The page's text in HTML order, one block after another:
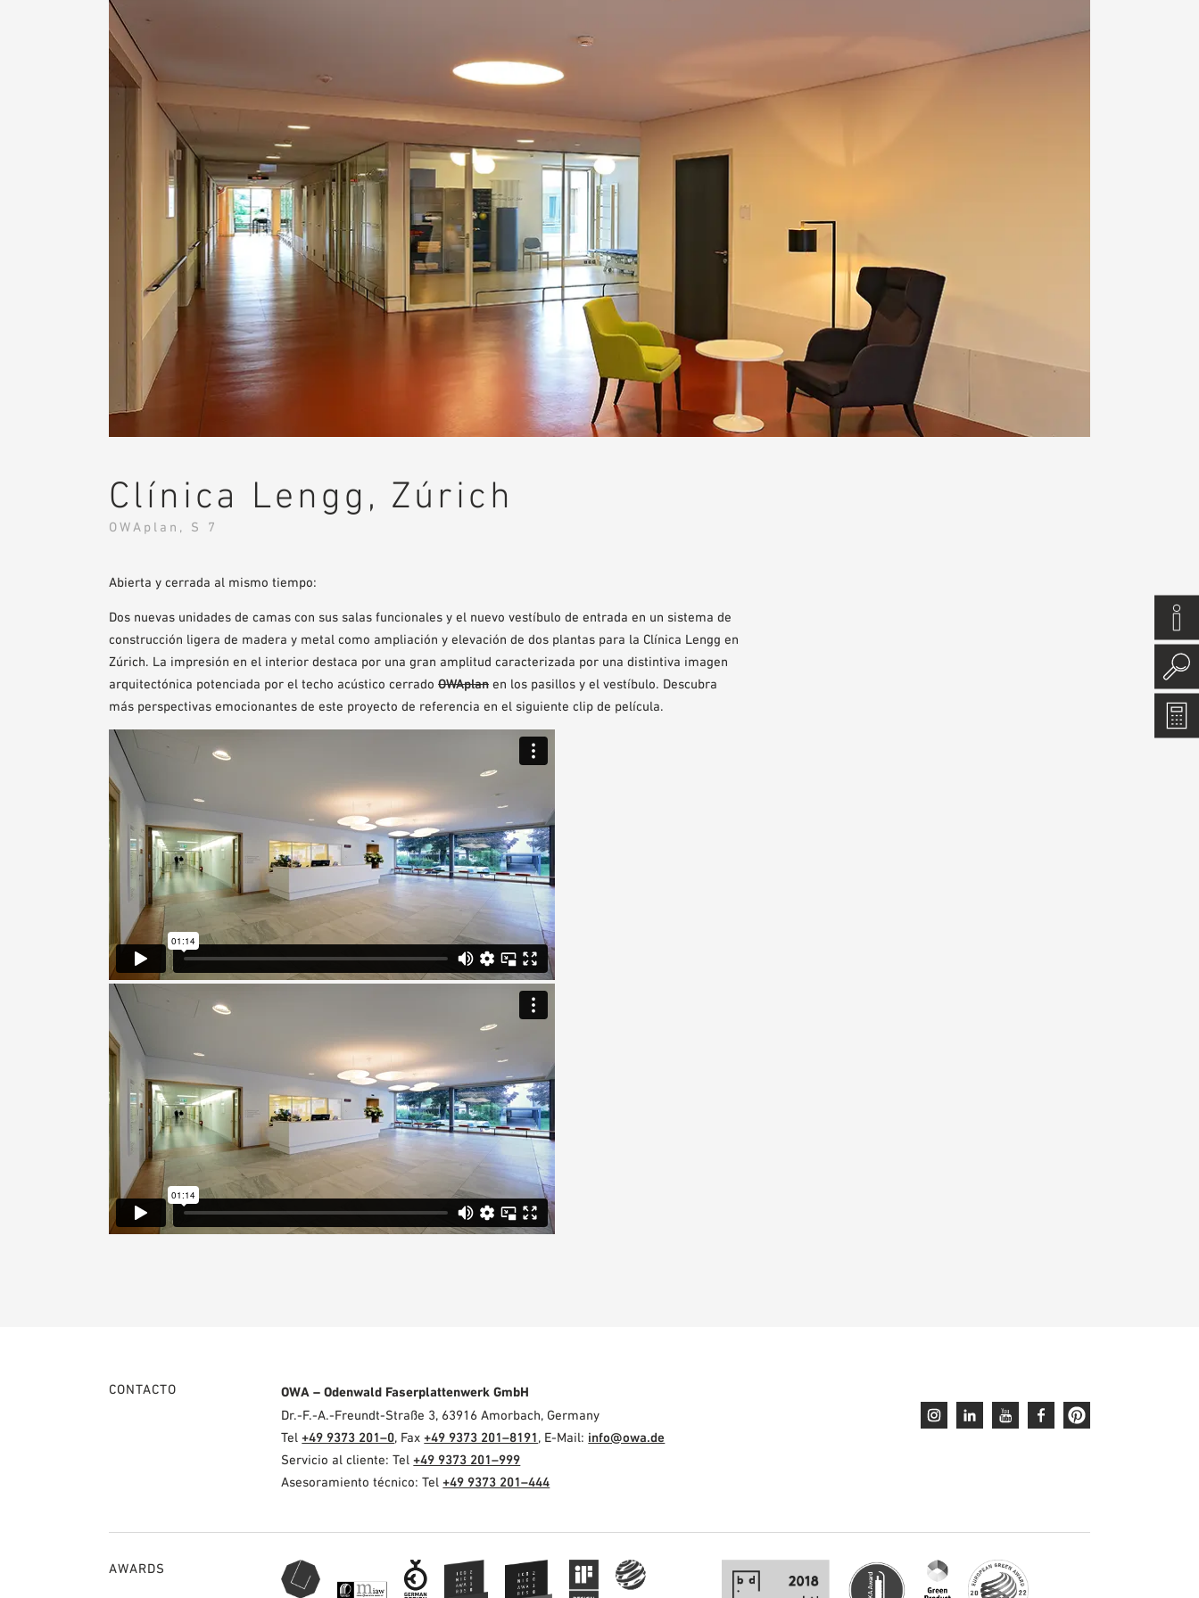
Clínica Lengg, Zúrich
OWAplan, S 7
Abierta y cerrada al mismo tiempo:
Dos nuevas unidades de camas con sus salas funcionales y el nuevo vestíbulo de entrada en un sistema de
construcción ligera de madera y metal como ampliación y elevación de dos plantas para la Clínica Lengg en
Zúrich. La impresión en el interior destaca por una gran amplitud caracterizada por una distintiva imagen
arquitectónica potenciada por el techo acústico cerrado OWAplan en los pasillos y el vestíbulo. Descubra
más perspectivas emocionantes de este proyecto de referencia en el siguiente clip de película.
CONTACTO OWA – Odenwald Faserplattenwerk GmbH
Dr.-F.-A.-Freundt-Straße 3, 63916 Amorbach, Germany
Tel+49 9373 201–0, Fax+49 9373 201–8191, E-Mail: info@owa.de
Servicio al cliente: Tel+49 9373 201–999
Asesoramiento técnico: Tel+49 9373 201–444
AWARDS